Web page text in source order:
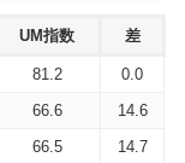
UM指数 差
81.2
0.0
66.6
14.6
66.5
14.7